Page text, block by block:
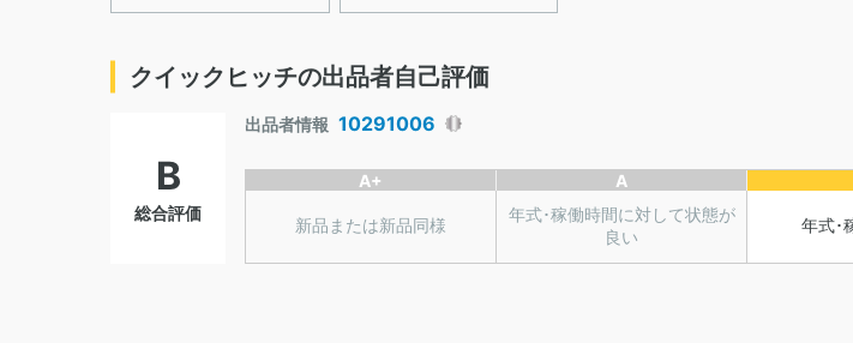
クイックヒッチの出品者自己評価
B
総合評価
出品者情報 10291006
A+
新品または新品同様
A
年式･稼働時間に対して状態が
良い
年式･